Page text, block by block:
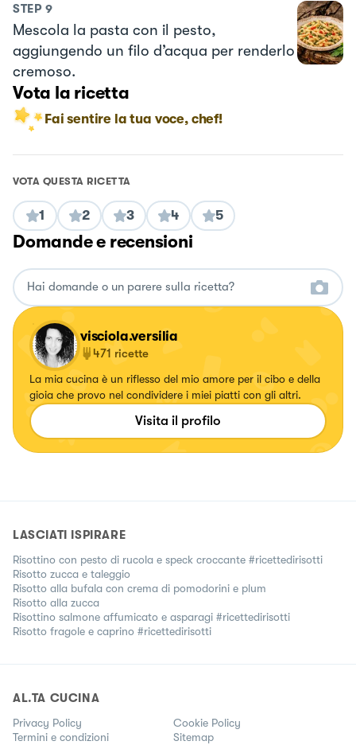
STEP 9
Mescola la pasta con il pesto,
aggiungendo un filo d’acqua per renderlo
cremoso.
Vota la ricetta
Fai sentire la tua voce, chef!
VOTA QUESTA RICETTA
1 2 3 4 5
Domande e recensioni
visciola.versilia
471 ricette
La mia cucina è un riflesso del mio amore per il cibo e della
gioia che provo nel condividere i miei piatti con gli altri.
Visita il profilo
LASCIATI ISPIRARE
Risottino con pesto di rucola e speck croccante #ricettedirisotti
Risotto zucca e taleggio
Risotto alla bufala con crema di pomodorini e plum
Risotto alla zucca
Risottino salmone affumicato e asparagi #ricettedirisotti
Risotto fragole e caprino #ricettedirisotti
AL.TA CUCINA
Privacy Policy
Cookie Policy
Termini e condizioni
Sitemap